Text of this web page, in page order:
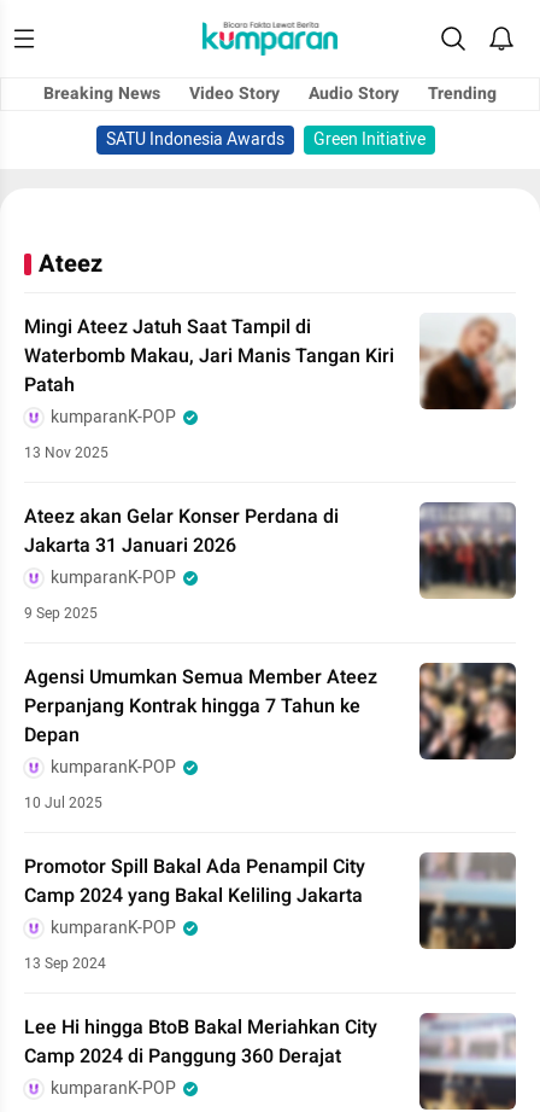
Breaking News Video Story Audio Story
Trending
SATU Indonesia Awards
Green Initiative
Ateez
Mingi Ateez Jatuh Saat Tampil di
Waterbomb Makau, Jari Manis Tangan Kiri
Patah
kumparanK-POP
13 Nov 2025
Ateez akan Gelar Konser Perdana di
Jakarta 31 Januari 2026
kumparanK-POP
9 Sep 2025
Agensi Umumkan Semua Member Ateez
Perpanjang Kontrak hingga 7 Tahun ke
Depan
kumparanK-POP
10 Jul 2025
Promotor Spill Bakal Ada Penampil City
Camp 2024 yang Bakal Keliling Jakarta
kumparanK-POP
13 Sep 2024
Lee Hi hingga BtoB Bakal Meriahkan City
Camp 2024 di Panggung 360 Derajat
kumparanK-POP